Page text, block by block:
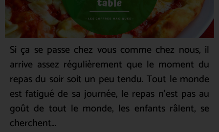
Si ça se passe chez vous comme chez nous, il
arrive assez régulièrement que le moment du
repas du soir soit un peu tendu. Tout le monde
est fatigué de sa journée, le repas n’est pas au
goût de tout le monde, les enfants râlent, se
cherchent…